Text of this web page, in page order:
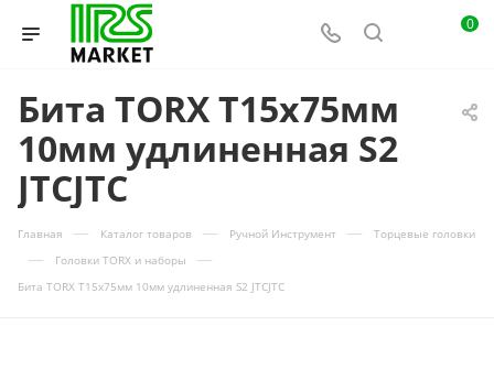
0
Бита TORX Т15х75мм
10мм удлиненная S2
JTCJTC
Главная — Каталог товаров — Ручной Инструмент — Торцевые головки
— Головки TORX и наборы —
Бита TORX Т15х75мм 10мм удлиненная S2 JTCJTC